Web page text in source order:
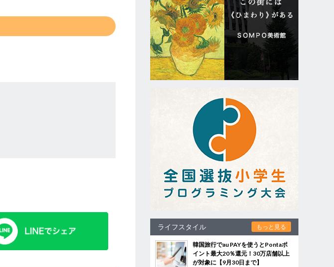
ライフスタイル もっと見る
韓国旅行でau PAYを使うとPontaポ
イント最大20％還元！30万店舗以上
が対象に【9月30日まで】